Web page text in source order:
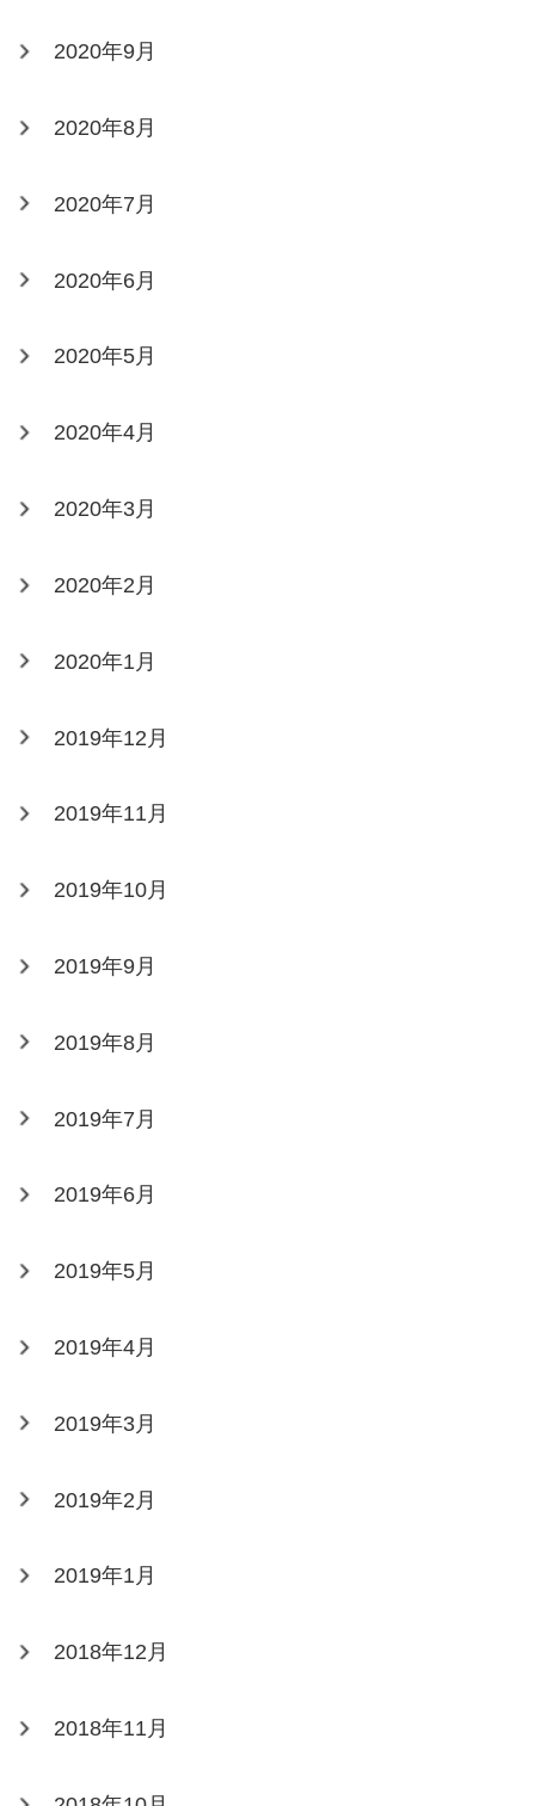
2020年9月
2020年8月
2020年7月
2020年6月
2020年5月
2020年4月
2020年3月
2020年2月
2020年1月
2019年12月
2019年11月
2019年10月
2019年9月
2019年8月
2019年7月
2019年6月
2019年5月
2019年4月
2019年3月
2019年2月
2019年1月
2018年12月
2018年11月